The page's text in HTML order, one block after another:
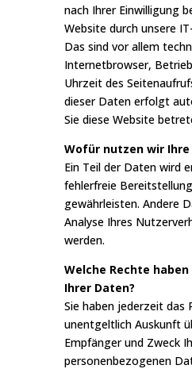
nach Ihrer Einwilligung
Website durch unsere
Das sind vor allem
Internetbrowser,
Uhrzeit des
dieser Daten erfolgt
Sie diese Website
Wofür nutzen wir Ihre
Ein Teil der Daten wird
fehlerfreie
gewährleisten. Andere
Analyse Ihres
werden.
Welche Rechte
Ihrer Daten?
Sie haben jederzeit das
unentgeltlich Auskunft
Empfänger und Zweck
personenbezogenen